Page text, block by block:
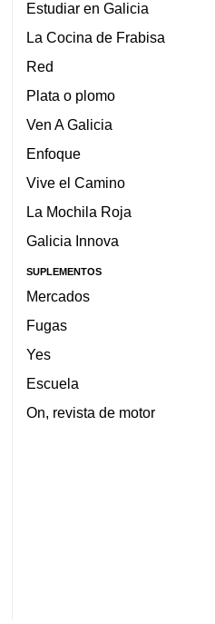
Estudiar en Galicia
La Cocina de Frabisa
Red
Plata o plomo
Ven A Galicia
Enfoque
Vive el Camino
La Mochila Roja
Galicia Innova
SUPLEMENTOS
Mercados
Fugas
Yes
Escuela
On, revista de motor